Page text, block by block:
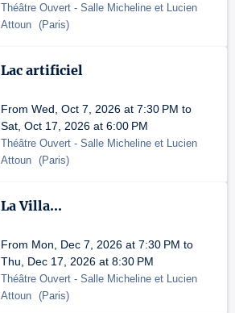
Théâtre Ouvert - Salle Micheline et Lucien
Attoun (Paris)
Lac artificiel
From Wed, Oct 7, 2026 at 7:30 PM to
Sat, Oct 17, 2026 at 6:00 PM
Théâtre Ouvert - Salle Micheline et Lucien
Attoun (Paris)
La Villa...
From Mon, Dec 7, 2026 at 7:30 PM to
Thu, Dec 17, 2026 at 8:30 PM
Théâtre Ouvert - Salle Micheline et Lucien
Attoun (Paris)